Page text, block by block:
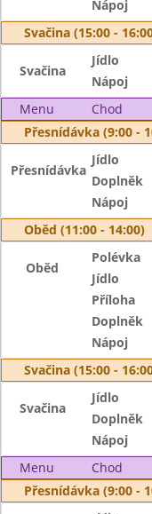
Nápoj
Svačina (15:00 -
Svačina
Jídlo
Nápoj
Menu
Chod
Přesnídávka (9:00 -
Přesnídávka
Jídlo
Doplněk
Nápoj
Oběd (11:00 - 14:00)
Oběd
Polévka
Jídlo
Příloha
Doplněk
Nápoj
Svačina (15:00 -
Svačina
Jídlo
Doplněk
Nápoj
Menu
Chod
Přesnídávka (9:00 -